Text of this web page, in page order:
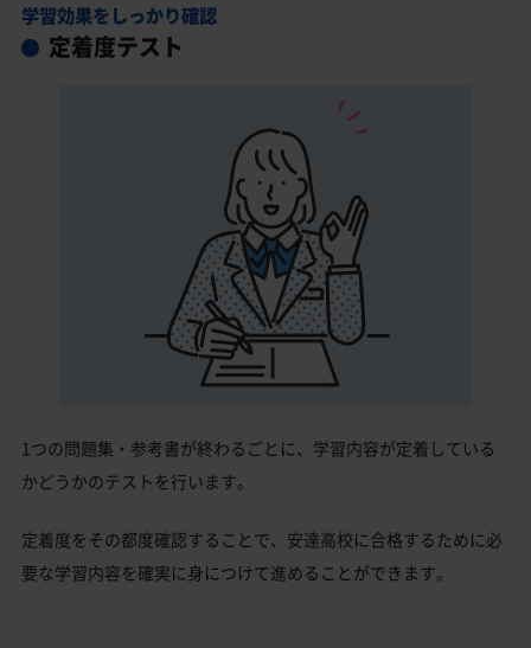
学習効果をしっかり確認
定着度テスト
1つの問題集・参考書が終わるごとに、学習内容が定着している
かどうかのテストを行います。
定着度をその都度確認することで、安達高校に合格するために必
要な学習内容を確実に身につけて進めることができます。